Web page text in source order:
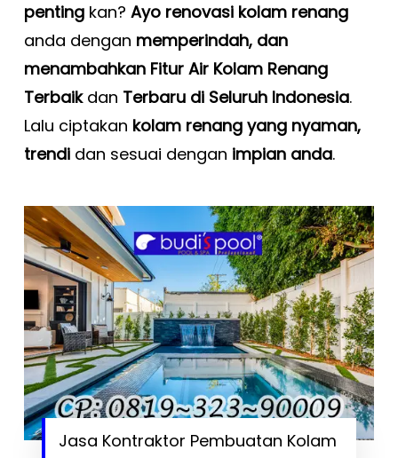
pentingkan? Ayo renovasi kolam renang
anda dengan memperindah, dan
menambahkan Fitur Air Kolam Renang
Terbaik dan Terbaru di Seluruh Indonesia.
Lalu ciptakan kolam renang yang nyaman,
trendidan sesuai dengan impian anda.
Jasa Kontraktor Pembuatan Kolam